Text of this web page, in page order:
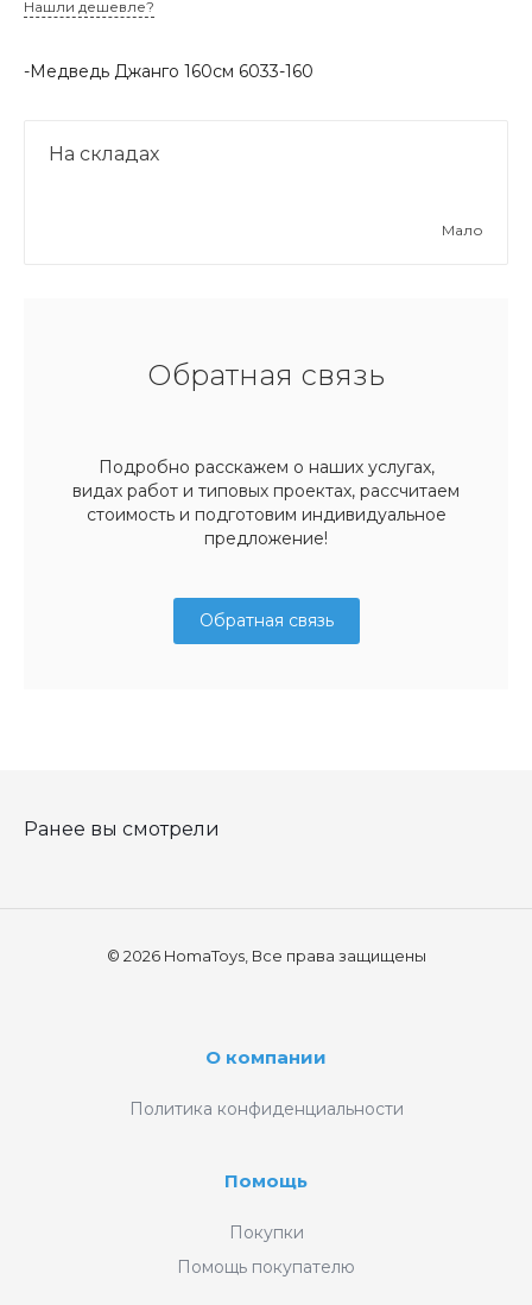
Нашли дешевле?
-Медведь Джанго 160см 6033-160
На складах
Мало
Обратная связь
Подробно расскажем о наших услугах,
видах работ и типовых проектах, рассчитаем
стоимость и подготовим индивидуальное
предложение!
Обратная связь
Ранее вы смотрели
© 2026 HomaToys, Все права защищены
О компании
Политика конфиденциальности
Помощь
Покупки
Помощь покупателю